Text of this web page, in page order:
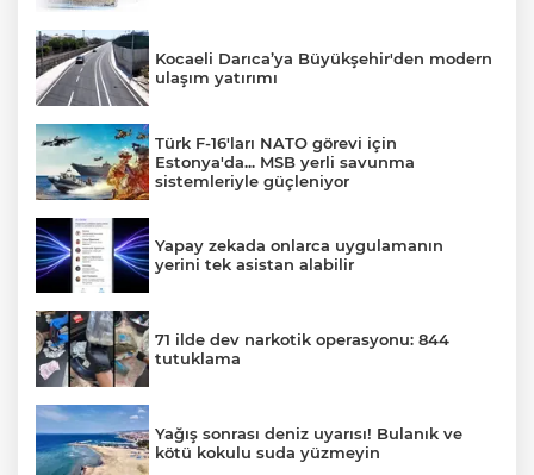
Kocaeli Darıca’ya Büyükşehir'den modern
ulaşım yatırımı
Türk F-16'ları NATO görevi için
Estonya'da... MSB yerli savunma
sistemleriyle güçleniyor
Yapay zekada onlarca uygulamanın
yerini tek asistan alabilir
71 ilde dev narkotik operasyonu: 844
tutuklama
Yağış sonrası deniz uyarısı! Bulanık ve
kötü kokulu suda yüzmeyin